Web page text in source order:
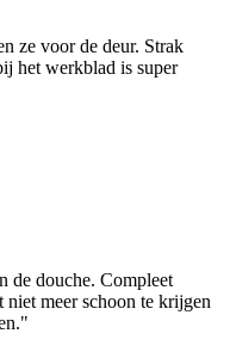
ze voor de deur. Strak
het werkblad is super
de douche. Compleet
meer schoon te krijgen
"